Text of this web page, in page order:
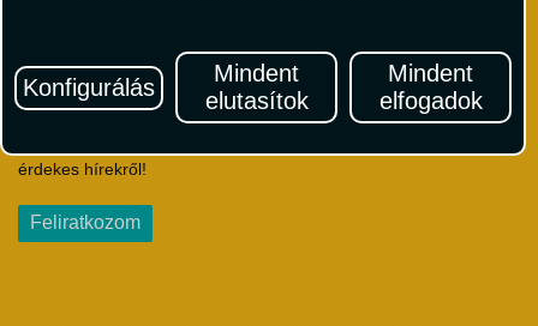
Konfigurálás
Mindent
elutasítok
Mindent
elfogadok
Hírlevél
Iratkozzon fel Magyarország egyik legszínesebb utazási
érdekes hírekről!
Feliratkozom